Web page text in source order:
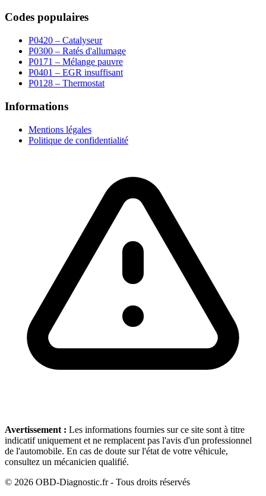
Codes populaires
P0420 – Catalyseur
P0300 – Ratés d'allumage
P0171 – Mélange pauvre
P0401 – EGR insuffisant
P0128 – Thermostat
Informations
Mentions légales
Politique de confidentialité
Avertissement : Les informations fournies sur ce site sont à titre
indicatif uniquement et ne remplacent pas l'avis d'un professionnel
de l'automobile. En cas de doute sur l'état de votre véhicule,
consultez un mécanicien qualifié.
© 2026 OBD-Diagnostic.fr - Tous droits réservés